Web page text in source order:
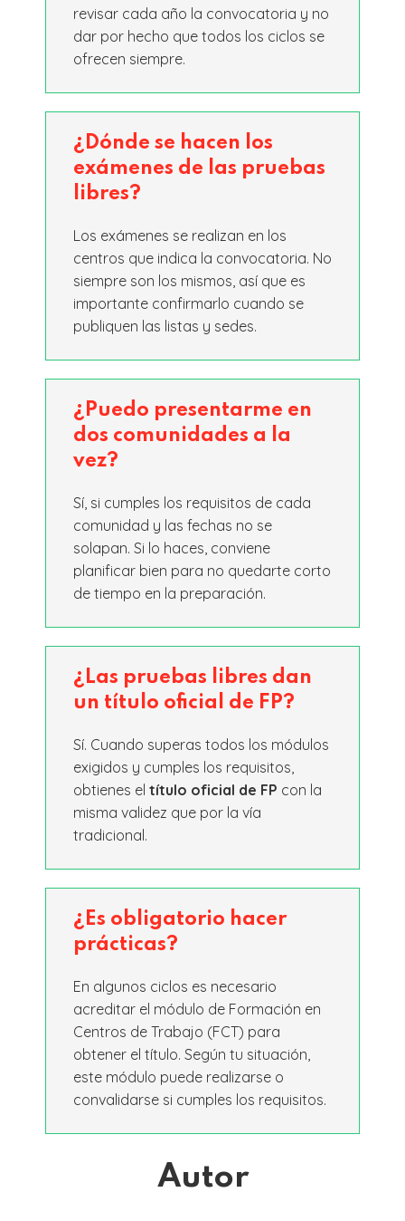
revisar cada año la convocatoria y no
dar por hecho que todos los ciclos se
ofrecen siempre.
¿Dónde se hacen los
exámenes de las pruebas
libres?
Los exámenes se realizan en los
centros que indica la convocatoria. No
siempre son los mismos, así que es
importante confirmarlo cuando se
publiquen las listas y sedes.
¿Puedo presentarme en
dos comunidades a la
vez?
Sí, si cumples los requisitos de cada
comunidad y las fechas no se
solapan. Si lo haces, conviene
planificar bien para no quedarte corto
de tiempo en la preparación.
¿Las pruebas libres dan
un título oficial de FP?
Sí. Cuando superas todos los módulos
exigidos y cumples los requisitos,
obtienes el título oficial de FP con la
misma validez que por la vía
tradicional.
¿Es obligatorio hacer
prácticas?
En algunos ciclos es necesario
acreditar el módulo de Formación en
Centros de Trabajo (FCT) para
obtener el título. Según tu situación,
este módulo puede realizarse o
convalidarse si cumples los requisitos.
Autor